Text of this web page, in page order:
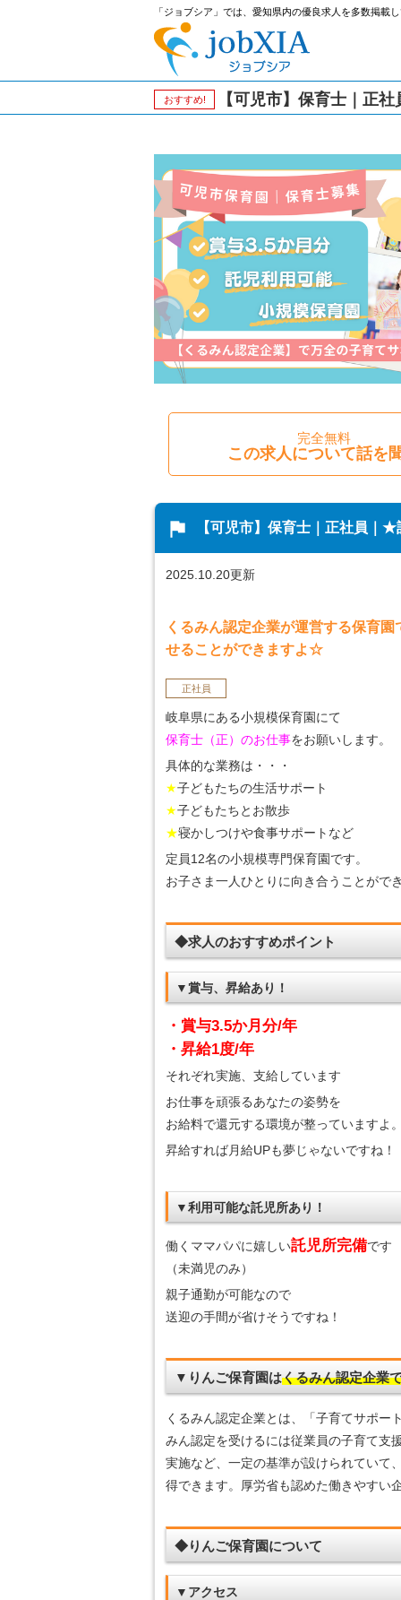
「ジョブシア」では、愛知県内の優良求人を多数掲載し
おすすめ! 【可児市】保育士｜正
完全無料
この求人について話を
flag 【可児市】保育士｜正社員
2025.10.20更新
くるみん認定企業が運営する保育
せることができますよ☆
正社員
岐阜県にある小規模保育園にて
保育士（正）のお仕事をお願いします。
具体的な業務は・・・
★子どもたちの生活サポート
★子どもたちとお散歩
★寝かしつけや食事サポートなど
定員12名の小規模専門保育園です。
お子さま一人ひとりに向き合うことがで
◆求人のおすすめポイント
▼賞与、昇給あり！
・賞与3.5か月分/年
・昇給1度/年
それぞれ実施、支給しています
お仕事を頑張るあなたの姿勢を
お給料で還元する環境が整っていますよ。
昇給すれば月給UPも夢じゃないですね！
▼利用可能な託児所あり！
働くママパパに嬉しい託児所完備です
（未満児のみ）
親子通勤が可能なので
送迎の手間が省けそうですね！
▼りんご保育園はくるみん認定企業
くるみん認定企業とは、「子育てサポー
みん認定を受けるには従業員の子育て支
実施など、一定の基準が設けられていて
得できます。厚労省も認めた働きやすい
◆りんご保育園について
▼アクセス